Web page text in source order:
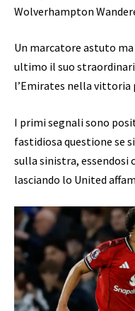
Wolverhampton
Un marcatore astuto
ultimo il suo
l’Emirates nella vittoria
I primi segnali sono
fastidiosa questione se
sulla sinistra, essendosi
lasciando lo United